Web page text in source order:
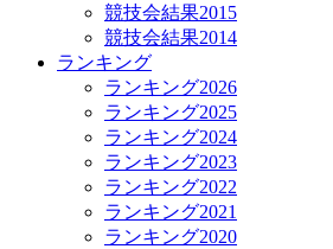
競技会結果2015
競技会結果2014
ランキング
ランキング2026
ランキング2025
ランキング2024
ランキング2023
ランキング2022
ランキング2021
ランキング2020